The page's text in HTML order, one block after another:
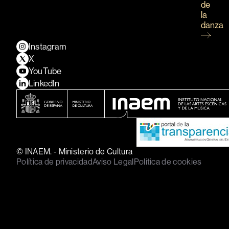
de
la
danza
Instagram
X
YouTube
LinkedIn
© INAEM. - Ministerio de Cultura
Política de privacidadAviso LegalPolitica de cookies